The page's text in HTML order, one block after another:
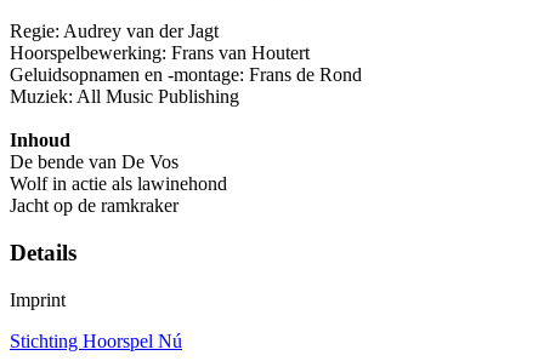
Regie: Audrey van der Jagt
Hoorspelbewerking: Frans van Houtert
Geluidsopnamen en -montage: Frans de Rond
Muziek: All Music Publishing
Inhoud
De bende van De Vos
Wolf in actie als lawinehond
Jacht op de ramkraker
Details
Imprint
Stichting Hoorspel Nú